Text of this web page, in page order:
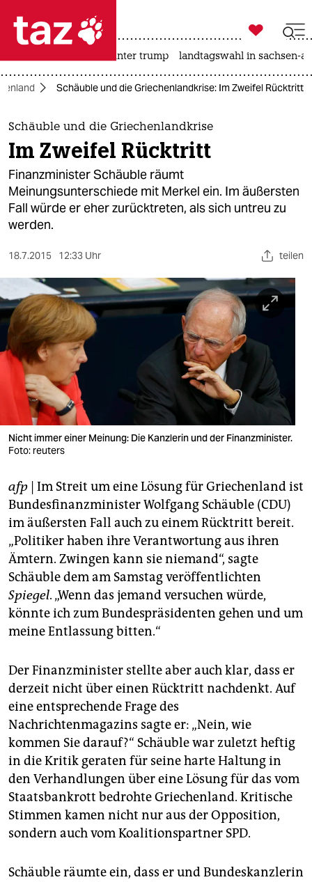
 taz zahl ich
taz zahl ich
themen
politik
öko
gesellschaft
kultur
sport
berlin
nord
wahrheit
verlag
verlag
shop
fragen & hilfe
unterstützen
abo
genossenschaft
epaper login

taz zahl ich
usa unter trump landtagswahl in sachsen-
Schäuble und die Griechenlandkrise: Im Zweifel Rücktritt
Schäuble und die Griechenlandkrise
Im Zweifel Rücktritt
Finanzminister Schäuble räumt
Meinungsunterschiede mit Merkel ein. Im äußersten
Fall würde er eher zurücktreten, als sich untreu zu
werden.
18.7.2015 12:33 Uhr teilen
Nicht immer einer Meinung: Die Kanzlerin und der Finanzminister.
Foto: reuters
afp | Im Streit um eine Lösung für Griechenland ist
Bundesfinanzminister Wolfgang Schäuble (CDU)
im äußersten Fall auch zu einem Rücktritt bereit.
„Politiker haben ihre Verantwortung aus ihren
Ämtern. Zwingen kann sie niemand“, sagte
Schäuble dem am Samstag veröffentlichten
Spiegel. „Wenn das jemand versuchen würde,
könnte ich zum Bundespräsidenten gehen und um
meine Entlassung bitten.“
Der Finanzminister stellte aber auch klar, dass er
derzeit nicht über einen Rücktritt nachdenkt. Auf
eine entsprechende Frage des
Nachrichtenmagazins sagte er: „Nein, wie
kommen Sie darauf?“ Schäuble war zuletzt heftig
in die Kritik geraten für seine harte Haltung in
den Verhandlungen über eine Lösung für das vom
Staatsbankrott bedrohte Griechenland. Kritische
Stimmen kamen nicht nur aus der Opposition,
sondern auch vom Koalitionspartner SPD.
Schäuble räumte ein, dass er und Bundeskanzlerin